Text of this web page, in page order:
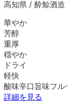
高知県 / 酔鯨酒造
華やか
芳醇
重厚
穏やか
ドライ
軽快
酸味辛口 旨味フル
詳細を見る